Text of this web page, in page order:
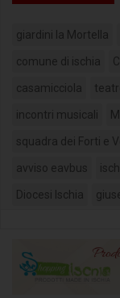
giardini la Mortella
comune di ischia
casamicciola
incontri musicali
squadra dei Forti e
avviso eavbus
Diocesi Ischia